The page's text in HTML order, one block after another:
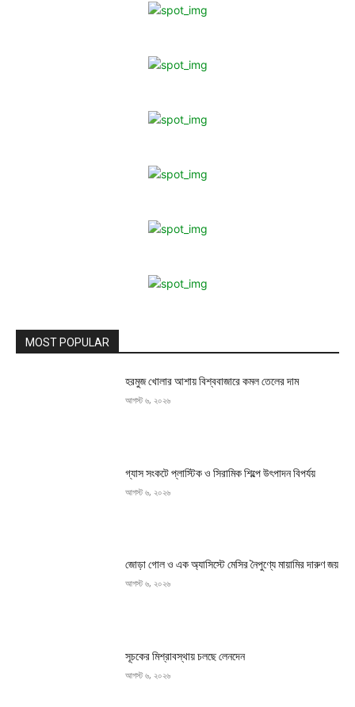
MOST POPULAR
হরমুজ খোলার আশায় বিশ্ববাজারে কমল তেলের দাম
আগস্ট ৬, ২০২৬
গ্যাস সংকটে প্লাস্টিক ও সিরামিক শিল্পে উৎপাদন বিপর্যয়
আগস্ট ৬, ২০২৬
জোড়া গোল ও এক অ্যাসিস্টে মেসির নৈপুণ্যে মায়ামির দারুণ জয়
আগস্ট ৬, ২০২৬
সূচকের মিশ্রাবস্থায় চলছে লেনদেন
আগস্ট ৬, ২০২৬